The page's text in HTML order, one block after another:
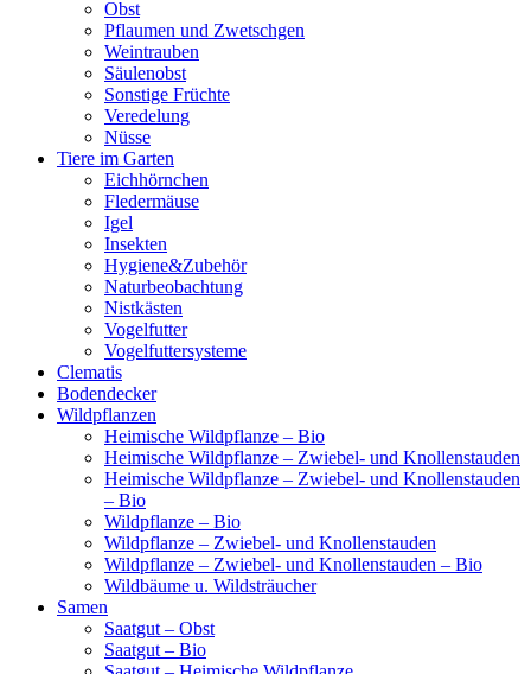
Obst
Pflaumen und Zwetschgen
Weintrauben
Säulenobst
Sonstige Früchte
Veredelung
Nüsse
Tiere im Garten
Eichhörnchen
Fledermäuse
Igel
Insekten
Hygiene&Zubehör
Naturbeobachtung
Nistkästen
Vogelfutter
Vogelfuttersysteme
Clematis
Bodendecker
Wildpflanzen
Heimische Wildpflanze – Bio
Heimische Wildpflanze – Zwiebel- und Knollenstauden
Heimische Wildpflanze – Zwiebel- und Knollenstauden
– Bio
Wildpflanze – Bio
Wildpflanze – Zwiebel- und Knollenstauden
Wildpflanze – Zwiebel- und Knollenstauden – Bio
Wildbäume u. Wildsträucher
Samen
Saatgut – Obst
Saatgut – Bio